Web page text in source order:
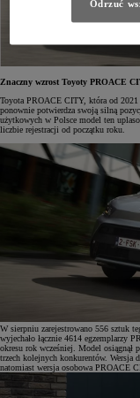
Znaczny wzrost Toyoty PROACE
Toyota PROACE CITY, która od
ponownie potwierdza swoją silną
użytkowych w Polsce model ten
liczbie rejestracji od początku roku.
W sierpniu zarejestrowano 556 sztuk
wyjechało łącznie 4614 egzemplarzy
okresu rok wcześniej. Model osiągnął
trzech kolejnych konkurentów. Wersja
natomiast wersja osobowa PROACE
Odrzuć